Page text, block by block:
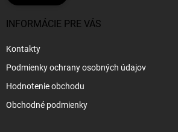
INFORMÁCIE PRE VÁS
Kontakty
Podmienky ochrany osobných údajov
Hodnotenie obchodu
Obchodné podmienky